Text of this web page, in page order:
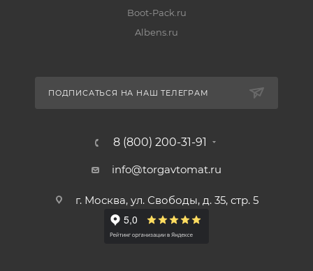
Boot-Pack.ru
Albens.ru
ПОДПИСАТЬСЯ НА НАШ ТЕЛЕГРАМ
8 (800) 200-31-91
info@torgavtomat.ru
г. Москва, ул. Свободы, д. 35, стр. 5